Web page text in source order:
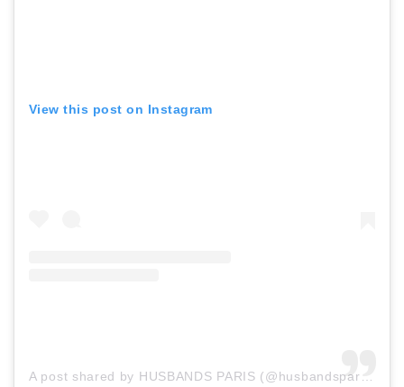
View this post on Instagram